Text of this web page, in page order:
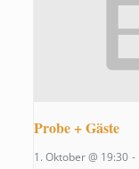
Probe + Gäste
1. Oktober @ 19:30 -